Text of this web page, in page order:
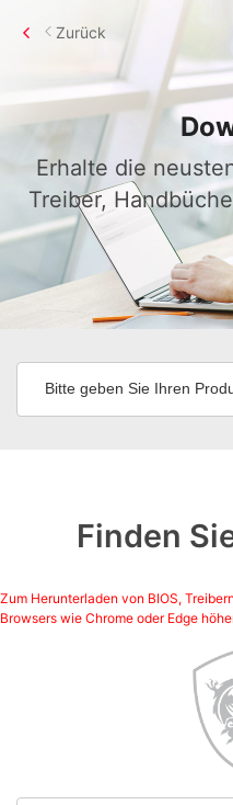
Erhalte die
Treiber,
Zurück
Finden
Zum Herunterladen von BIOS,
Browsers wie Chrome oder Edge